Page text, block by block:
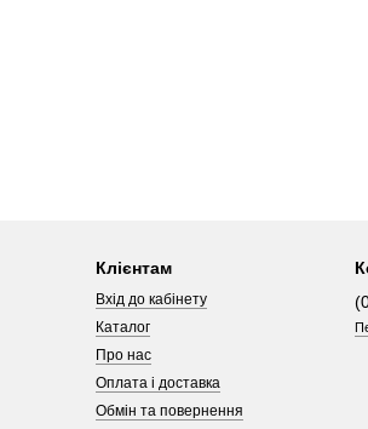
Клієнтам
Вхід до кабінету
Каталог
Про нас
Оплата і доставка
Обмін та повернення